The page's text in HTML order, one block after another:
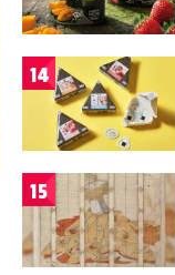
14
15